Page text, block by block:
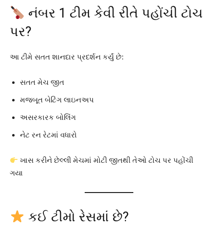
નંબર 1 ટીમ કેવી રીતે પહોંચી ટોચ
પર?
આ ટીમે સતત શાનદાર પ્રદર્શન કર્યું છે:
સતત મેચ જીત
મજબૂત બેટિંગ લાઇનઅપ
અસરકારક બોલિંગ
નેટ રન રેટમાં વધારો
ખાસ કરીને છેલ્લી મેચમાં મોટી જીતથી તેઓ ટોચ પર પહોંચી
ગયા
કઈ ટીમો રેસમાં છે?